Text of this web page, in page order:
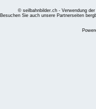
© seilbahnbilder.ch - Verwendung
Besuchen Sie auch unsere Partnerseiten